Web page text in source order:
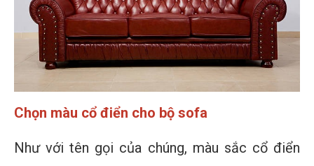
Chọn màu cổ điển cho bộ sofa
Như với tên gọi của chúng, màu sắc cổ điển